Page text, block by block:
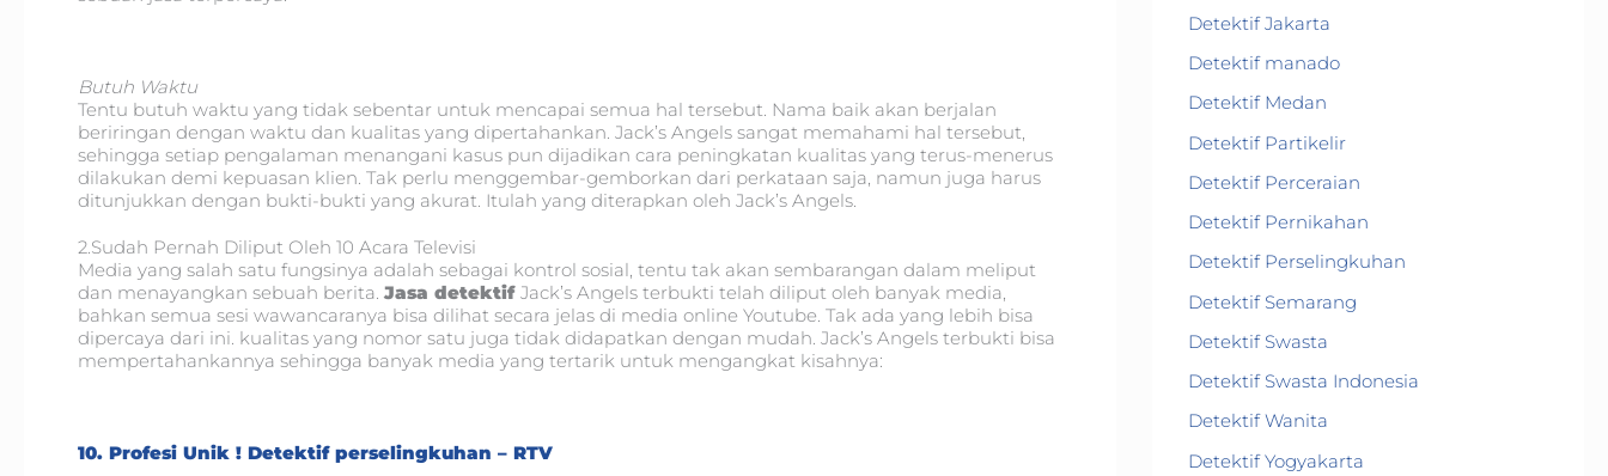
Butuh Waktu
Tentu butuh waktu yang tidak sebentar untuk mencapai semua hal tersebut. Nama baik akan berjalan
beriringan dengan waktu dan kualitas yang dipertahankan. Jack’s Angels sangat memahami hal tersebut,
sehingga setiap pengalaman menangani kasus pun dijadikan cara peningkatan kualitas yang terus-menerus
dilakukan demi kepuasan klien. Tak perlu menggembar-gemborkan dari perkataan saja, namun juga harus
ditunjukkan dengan bukti-bukti yang akurat. Itulah yang diterapkan oleh Jack’s Angels.
2.Sudah Pernah Diliput Oleh 10 Acara Televisi
Media yang salah satu fungsinya adalah sebagai kontrol sosial, tentu tak akan sembarangan dalam meliput
dan menayangkan sebuah berita. Jasa detektif Jack’s Angels terbukti telah diliput oleh banyak media,
bahkan semua sesi wawancaranya bisa dilihat secara jelas di media online Youtube. Tak ada yang lebih bisa
dipercaya dari ini. kualitas yang nomor satu juga tidak didapatkan dengan mudah. Jack’s Angels terbukti bisa
mempertahankannya sehingga banyak media yang tertarik untuk mengangkat kisahnya:
10. Profesi Unik ! Detektif perselingkuhan – RTV
Detektif Jakarta
Detektif manado
Detektif Medan
Detektif Partikelir
Detektif Perceraian
Detektif Pernikahan
Detektif Perselingkuhan
Detektif Semarang
Detektif Swasta
Detektif Swasta Indonesia
Detektif Wanita
Detektif Yogyakarta